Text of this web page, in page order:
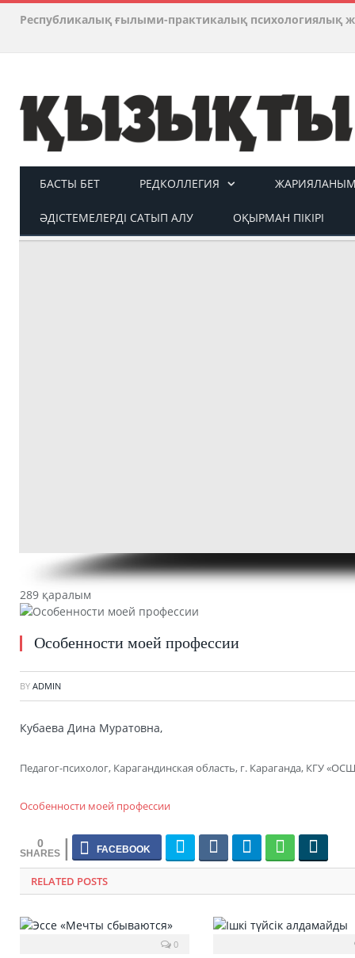
Республикалық ғылыми-практикалық психологиялық
БАСТЫ БЕТ РЕДКОЛЛЕГИЯ ЖАРИЯЛАНЫМ
ӘДІСТЕМЕЛЕРДІ САТЫП АЛУ ОҚЫРМАН ПІКІРІ
289 қаралым
Особенности моей профессии
BY ADMIN
Кубаева Дина Муратовна,
Педагог-психолог, Карагандинская область, г. Караганда, КГУ
Особенности моей профессии
0
RELATED POSTS
0